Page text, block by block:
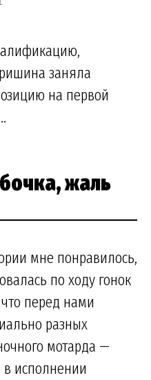
заняла
на первой
жаль
мне понравилось,
по ходу гонок
перед нами
разных
мотарда —
в исполнении